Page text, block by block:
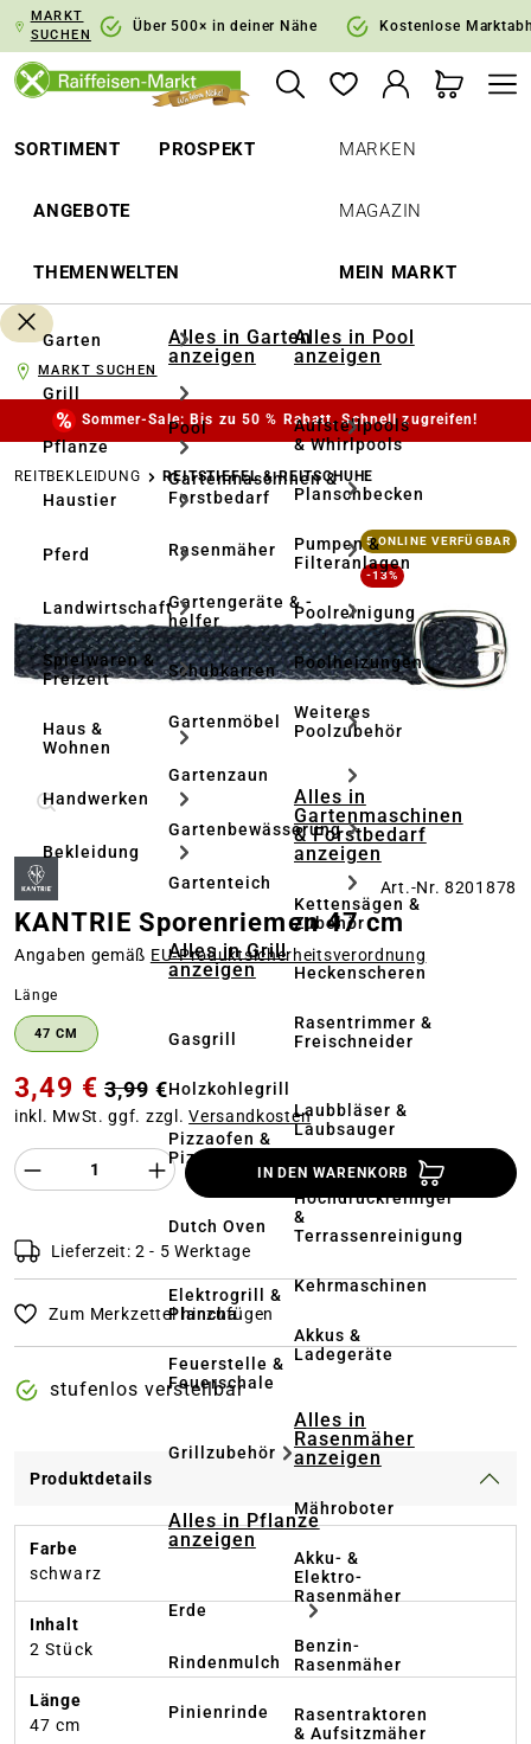
Zur Hauptnavigation springen
MARKT
SUCHEN
Über 500× in deiner Nähe Kostenlose
SORTIMENT PROSPEKT
ANGEBOTE
THEMENWELTEN
MARKEN
MAGAZIN
MEIN MARKT
Garten
Grill
Pflanze
Haustier
Pferd
Landwirtschaft
Spielwaren &
Freizeit
Haus &
Wohnen
Handwerken
Bekleidung
Alles in Garten
anzeigen
Pool
Gartenmaschinen &
Forstbedarf
Rasenmäher
Gartengeräte & -
helfer
Schubkarren
Gartenmöbel
Gartenzaun
Gartenbewässerung
Gartenteich
Alles in Grill
anzeigen
Gasgrill
Holzkohlegrill
Pizzaofen &
Pizzastein
Dutch Oven
Elektrogrill &
Plancha
Feuerstelle &
Feuerschale
Grillzubehör
Alles in Pflanze
anzeigen
Erde
Rindenmulch
Pinienrinde
Alles in Pool
anzeigen
Aufstellpools
& Whirlpools
Planschbecken
Pumpen &
Filteranlagen
Poolreinigung
Poolheizungen
Weiteres
Poolzubehör
Alles in
Gartenmaschinen
& Forstbedarf
anzeigen
Kettensägen &
Zubehör
Heckenscheren
Rasentrimmer &
Freischneider
Laubbläser &
Laubsauger
Hochdruckreiniger
&
Terrassenreinigung
Kehrmaschinen
Akkus &
Ladegeräte
Alles in
Rasenmäher
anzeigen
Mähroboter
Akku- &
Elektro-
Rasenmäher
Benzin-
Rasenmäher
Rasentraktoren
& Aufsitzmäher
MARKT SUCHEN
Sommer-Sale: Bis zu 50 % Rabatt. Schnell zugreifen!
REITBEKLEIDUNG REITSTIEFEL & REITSCHUHE
Bildergalerie überspringen 5 ONLINE VERFÜGBAR
-13%
Art.-Nr. 8201878
KANTRIE Sporenriemen 47 cm
Angaben gemäß EU‑Produktsicherheitsverordnung
Länge
47 CM
3,49 € 3,99 €
inkl. MwSt. ggf. zzgl.Versandkosten
Produkt Anzahl des Produktes
IN DEN WARENKORB
Lieferzeit: 2 - 5 Werktage
Zum Merkzettel hinzufügen
stufenlos verstellbar
Produktdetails
Farbe
schwarz
Inhalt
2 Stück
Länge
47 cm